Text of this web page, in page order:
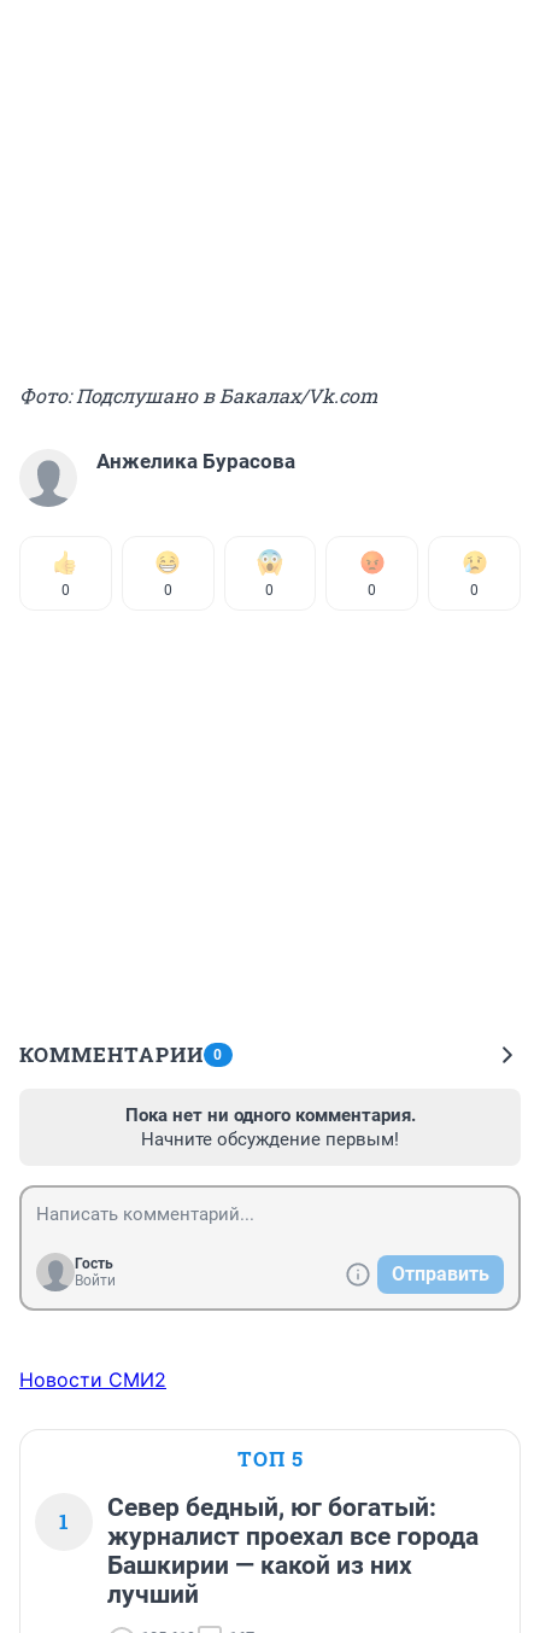
Фото: Подслушано в Бакалах/Vk.com
Анжелика Бурасова
0 0 0 0 0
КОММЕНТАРИИ 0
Пока нет ни одного комментария.
Начните обсуждение первым!
Гость
Войти
Отправить
Новости СМИ2
ТОП 5
1
Север бедный, юг богатый:
журналист проехал все города
Башкирии — какой из них
лучший